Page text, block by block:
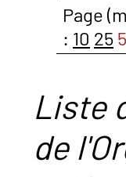
Page
: 10 25
Liste
de